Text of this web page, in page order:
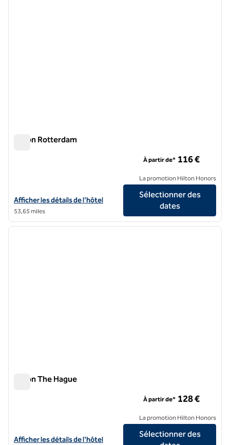
Hilton Rotterdam
Afficher les détails de l'hôtel Hilton Rotterdam
Afficher les détails de l'hôtel
53,65 miles
À partir de* 116 €
La promotion Hilton Honors
Sélectionner des
dates
1/12
1 sur 12
Hilton The Hague
Afficher les détails de l'hôtel Hilton The Hague
Afficher les détails de l'hôtel
À partir de* 128 €
La promotion Hilton Honors
Sélectionner des